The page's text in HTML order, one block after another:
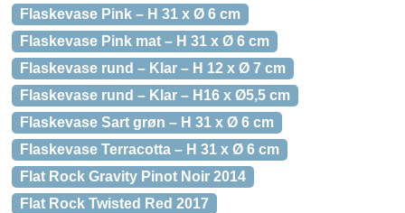
Flaskevase Pink – H 31 x Ø 6 cm
Flaskevase Pink mat – H 31 x Ø 6 cm
Flaskevase rund – Klar – H 12 x Ø 7 cm
Flaskevase rund – Klar – H16 x Ø5,5 cm
Flaskevase Sart grøn – H 31 x Ø 6 cm
Flaskevase Terracotta – H 31 x Ø 6 cm
Flat Rock Gravity Pinot Noir 2014
Flat Rock Twisted Red 2017